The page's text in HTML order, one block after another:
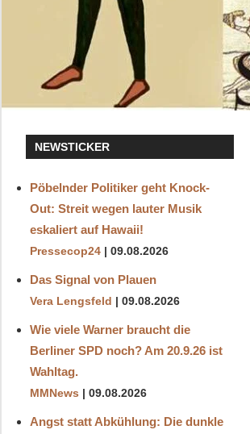
NEWSTICKER
Pöbelnder Politiker geht Knock-
Out: Streit wegen lauter Musik
eskaliert auf Hawaii!
Pressecop24 09.08.2026
Das Signal von Plauen
Vera Lengsfeld 09.08.2026
Wie viele Warner braucht die
Berliner SPD noch? Am 20.9.26 ist
Wahltag.
MMNews 09.08.2026
Angst statt Abkühlung: Die dunkle